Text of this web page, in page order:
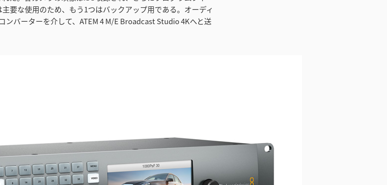
要な使用のため、もう1つはバックアップ用である。オーディ
ンバーターを介して、ATEM 4 M/E Broadcast Studio 4Kへと送